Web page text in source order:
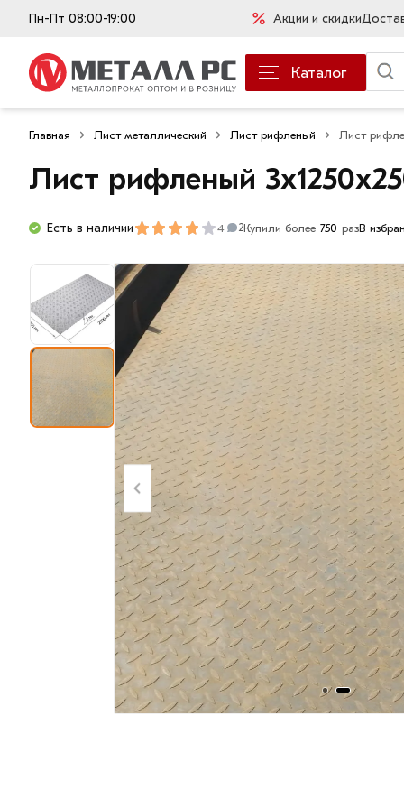
Пн-Пт 08:00-19:00 Акции и скидки
Каталог
Главная Лист металлический Лист рифленый Лист
Лист рифленый
Есть в наличии 4 2Купили более 750 разВ